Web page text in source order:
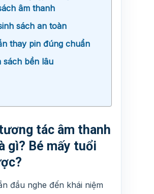
âm thanh
sách an toàn
thay pin đúng chuẩn
sách bền lâu
tác âm thanh
gì? Bé mấy tuổi
đầu nghe đến khái niệm